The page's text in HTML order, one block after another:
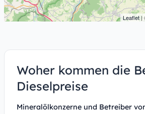
Leaflet |
Woher kommen die
Dieselpreise
Mineralölkonzerne und Betreiber